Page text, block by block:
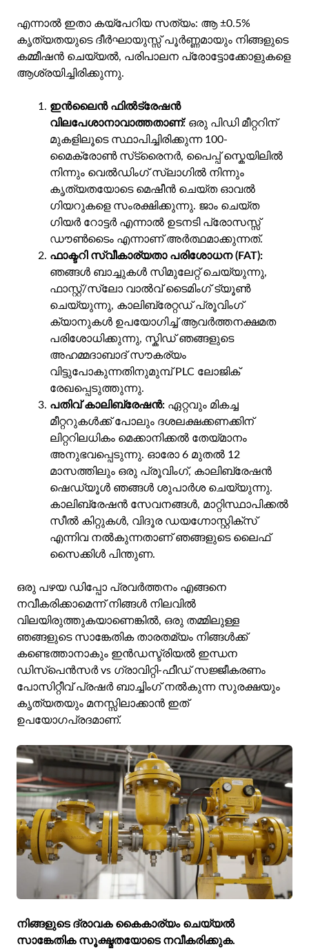
എന്നാൽ ഇതാ കയ്പേറിയ സത്യം: ആ ±0.5%
കൃത്യതയുടെ ദീർഘായുസ്സ് പൂർണ്ണമായും നിങ്ങളുടെ
കമ്മീഷൻ ചെയ്യൽ, പരിപാലന പ്രോട്ടോക്കോളുകളെ
ആശ്രയിച്ചിരിക്കുന്നു.
ഇൻലൈൻ ഫിൽട്രേഷൻ
വിലപേശാനാവാത്തതാണ്: ഒരു പിഡി മീറ്ററിന്
മുകളിലൂടെ സ്ഥാപിച്ചിരിക്കുന്ന 100-
മൈക്രോൺ സ്‌ട്രൈനർ, പൈപ്പ് സ്കെയിലിൽ
നിന്നും വെൽഡിംഗ് സ്ലാഗിൽ നിന്നും
കൃത്യതയോടെ മെഷീൻ ചെയ്ത ഓവൽ
ഗിയറുകളെ സംരക്ഷിക്കുന്നു. ജാം ചെയ്ത
ഗിയർ റോട്ടർ എന്നാൽ ഉടനടി പ്രോസസ്സ്
ഡൗൺടൈം എന്നാണ് അർത്ഥമാക്കുന്നത്.
ഫാക്ടറി സ്വീകാര്യതാ പരിശോധന (FAT):
ഞങ്ങൾ ബാച്ചുകൾ സിമുലേറ്റ് ചെയ്യുന്നു,
ഫാസ്റ്റ്/സ്ലോ വാൽവ് ടൈമിംഗ് ട്യൂൺ
ചെയ്യുന്നു, കാലിബ്രേറ്റഡ് പ്രൂവിംഗ്
ക്യാനുകൾ ഉപയോഗിച്ച് ആവർത്തനക്ഷമത
പരിശോധിക്കുന്നു, സ്കിഡ് ഞങ്ങളുടെ
അഹമ്മദാബാദ് സൗകര്യം
വിട്ടുപോകുന്നതിനുമുമ്പ് PLC ലോജിക്
രേഖപ്പെടുത്തുന്നു.
പതിവ് കാലിബ്രേഷൻ: ഏറ്റവും മികച്ച
മീറ്ററുകൾക്ക് പോലും ദശലക്ഷക്കണക്കിന്
ലിറ്ററിലധികം മെക്കാനിക്കൽ തേയ്മാനം
അനുഭവപ്പെടുന്നു. ഓരോ 6 മുതൽ 12
മാസത്തിലും ഒരു പ്രൂവിംഗ്, കാലിബ്രേഷൻ
ഷെഡ്യൂൾ ഞങ്ങൾ ശുപാർശ ചെയ്യുന്നു.
കാലിബ്രേഷൻ സേവനങ്ങൾ, മാറ്റിസ്ഥാപിക്കൽ
സീൽ കിറ്റുകൾ, വിദൂര ഡയഗ്നോസ്റ്റിക്സ്
എന്നിവ നൽകുന്നതാണ് ഞങ്ങളുടെ ലൈഫ്
സൈക്കിൾ പിന്തുണ.
ഒരു പഴയ ഡിപ്പോ പ്രവർത്തനം എങ്ങനെ
നവീകരിക്കാമെന്ന് നിങ്ങൾ നിലവിൽ
വിലയിരുത്തുകയാണെങ്കിൽ, ഒരു തമ്മിലുള്ള
ഞങ്ങളുടെ സാങ്കേതിക താരതമ്യം നിങ്ങൾക്ക്
കണ്ടെത്താനാകും ഇൻഡസ്ട്രിയൽ ഇന്ധന
ഡിസ്‌പെൻസർ vs ഗ്രാവിറ്റി-ഫീഡ് സജ്ജീകരണം
പോസിറ്റീവ് പ്രഷർ ബാച്ചിംഗ് നൽകുന്ന സുരക്ഷയും
കൃത്യതയും മനസ്സിലാക്കാൻ ഇത്
ഉപയോഗപ്രദമാണ്.
നിങ്ങളുടെ ദ്രാവക കൈകാര്യം ചെയ്യൽ
സാങ്കേതിക സൂക്ഷ്മതയോടെ നവീകരിക്കുക.